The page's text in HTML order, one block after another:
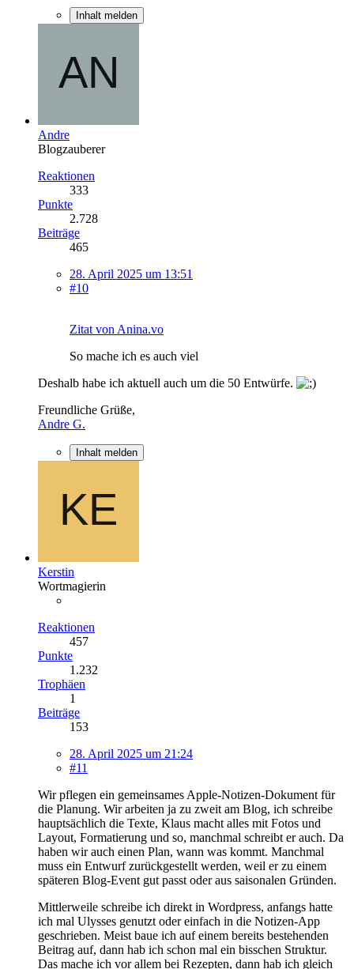
Inhalt melden
Andre
Blogzauberer
Reaktionen
333
Punkte
2.728
Beiträge
465
28. April 2025 um 13:51
#10
Zitat von Anina.vo
So mache ich es auch viel
Deshalb habe ich aktuell auch um die 50 Entwürfe.
Freundliche Grüße,
Andre G.
Inhalt melden
Kerstin
Wortmagierin
Reaktionen
457
Punkte
1.232
Trophäen
1
Beiträge
153
28. April 2025 um 21:24
#11
Wir pflegen ein gemeinsames Apple-Notizen-Dokument für
die Planung. Wir arbeiten ja zu zweit am Blog, ich schreibe
hauptsächlich die Texte, Klaus macht alles mit Fotos und
Layout, Formatierung und so, manchmal schreibt er auch. Da
haben wir auch einen Plan, wann was kommt. Manchmal
muss ein Entwurf zurückgestellt werden, weil er zu einem
späteren Blog-Event gut passt oder aus saisonalen Gründen.
Mittlerweile schreibe ich direkt in Wordpress, anfangs hatte
ich mal Ulysses genutzt oder einfach in die Notizen-App
geschrieben. Meist baue ich auf einem bereits bestehenden
Beitrag auf, dann hab ich schon mal ein bisschen Struktur.
Das mache ich vor allem bei Rezepten, dann hab ich gleich